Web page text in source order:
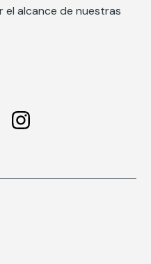
alcance de nuestras